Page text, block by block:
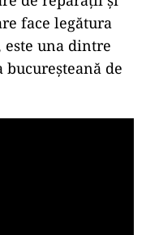
face legătura
una dintre
de